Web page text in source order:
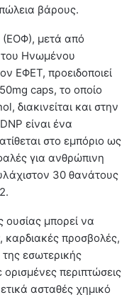
βάρους.
μετά από
Ηνωμένου
ΕΦΕΤ, προειδοποιεί
caps, το οποίο
διακινείται και στην
είναι ένα
στο εμπόριο ως
για ανθρώπινη
30 θανάτους
μπορεί να
προσβολές,
εσωτερικής
περιπτώσεις
ασταθές χημικό